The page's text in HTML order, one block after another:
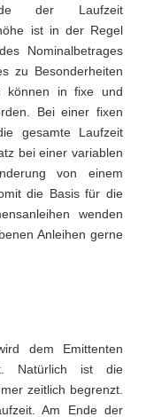
der Laufzeit
ist in der Regel
Nominalbetrages
zu Besonderheiten
können in fixe und
Bei einer fixen
gesamte Laufzeit
bei einer variablen
von einem
die Basis für die
wenden
Anleihen gerne
dem Emittenten
Natürlich ist die
zeitlich begrenzt.
Am Ende der